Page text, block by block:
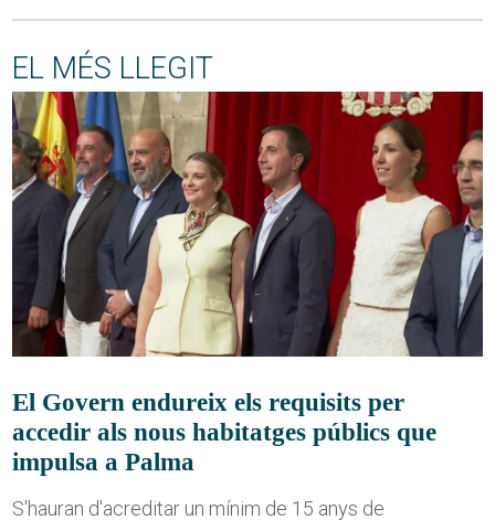
EL MÉS LLEGIT
El Govern endureix els requisits per
accedir als nous habitatges públics que
impulsa a Palma
S'hauran d'acreditar un mínim de 15 anys de